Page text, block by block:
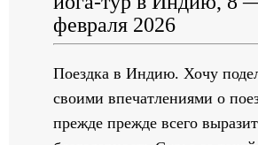
февраля 2026
Поездка в Индию. Хочу
своими впечатлениями о
прежде прежде всего